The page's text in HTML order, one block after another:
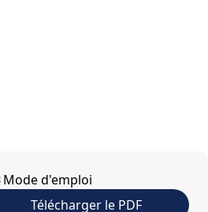
Mode d'emploi
Télécharger le PDF